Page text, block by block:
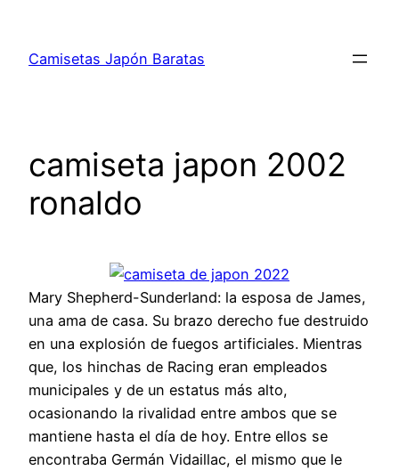
contenido
Camisetas Japón Baratas
camiseta japon 2002
ronaldo
Mary Shepherd-Sunderland: la esposa de James,
una ama de casa. Su brazo derecho fue destruido
en una explosión de fuegos artificiales. Mientras
que, los hinchas de Racing eran empleados
municipales y de un estatus más alto,
ocasionando la rivalidad entre ambos que se
mantiene hasta el día de hoy. Entre ellos se
encontraba Germán Vidaillac, el mismo que le